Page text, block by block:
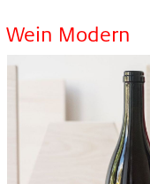
Wein Modern